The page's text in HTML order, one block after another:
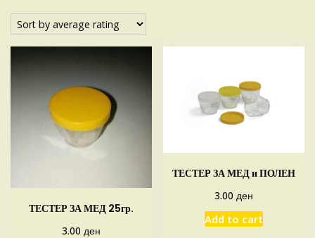
average
rating
ТЕСТЕР ЗА МЕД 25гр.
3.00 ден
ТЕСТЕР ЗА МЕД и ПОЛЕН
3.00 ден
Add to cart